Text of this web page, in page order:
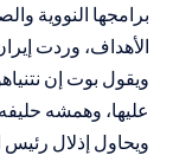
برامجها النووية
الأهداف، وردت
ويقول بوت إن
عليها، وهمشه
ويحاول إذلال